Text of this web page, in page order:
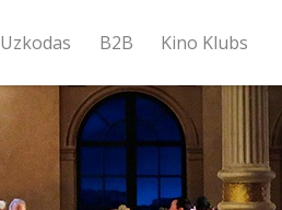
Uzkodas B2B Kino Klubs